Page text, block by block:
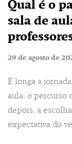
Qual é o
sala de
29 de agosto de
É longa a
aula: o percurso
depois, a
expectativa do